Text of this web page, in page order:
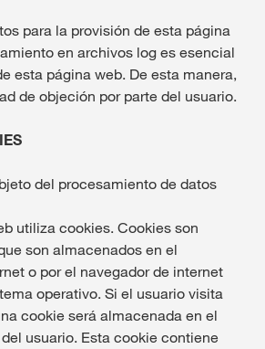
para la provisión de esta página
en archivos log es esencial
esta página web. De esta manera,
de objeción por parte del usuario.
del procesamiento de datos
utiliza cookies. Cookies son
son almacenados en el
o por el navegador de internet
operativo. Si el usuario visita
cookie será almacenada en el
usuario. Esta cookie contiene